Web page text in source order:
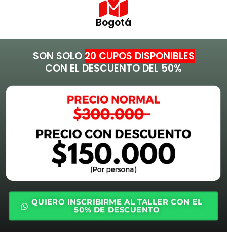
Bogotá
SON SOLO 20 CUPOS DISPONIBLES
CON EL DESCUENTO DEL 50%
QUIERO INSCRIBIRME AL TALLER CON EL
50% DE DESCUENTO